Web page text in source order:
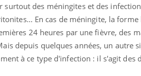
des méningites et des
En cas de méningite, la forme
24 heures par une fièvre, des
depuis quelques années, un autre
à ce type d'infection : il s'agit des